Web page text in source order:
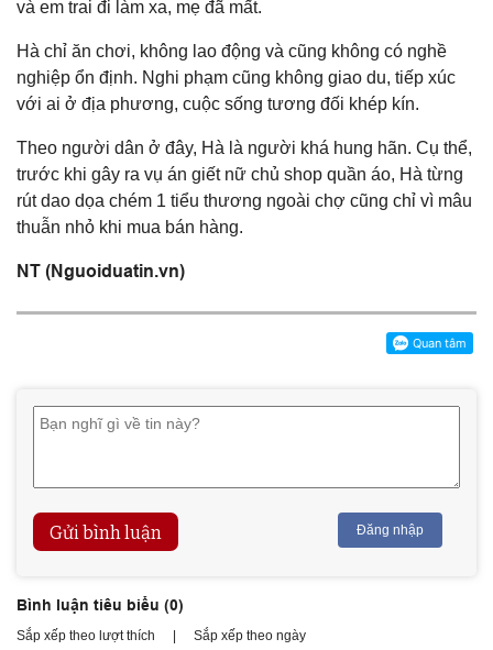
và em trai đi làm xa, mẹ đã mất.
Hà chỉ ăn chơi, không lao động và cũng không có nghề
nghiệp ổn định. Nghi phạm cũng không giao du, tiếp xúc
với ai ở địa phương, cuộc sống tương đối khép kín.
Theo người dân ở đây, Hà là người khá hung hãn. Cụ thể,
trước khi gây ra vụ án giết nữ chủ shop quần áo, Hà từng
rút dao dọa chém 1 tiểu thương ngoài chợ cũng chỉ vì mâu
thuẫn nhỏ khi mua bán hàng.
NT (Nguoiduatin.vn)
Gửi bình luận Đăng nhập
Bình luận tiêu biểu (0)
Sắp xếp theo lượt thích Sắp xếp theo ngày